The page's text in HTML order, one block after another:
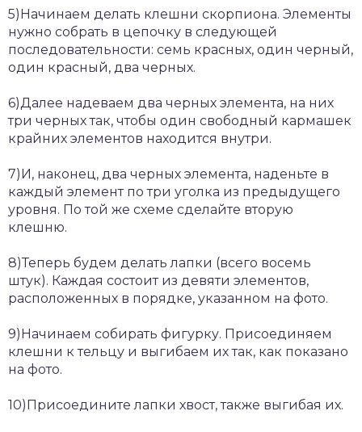
5)Начинаем делать клешни скорпиона. Элементы
нужно собрать в цепочку в следующей
последовательности: семь красных, один черный,
один красный, два черных.
6)Далее надеваем два черных элемента, на них
три черных так, чтобы один свободный кармашек
крайних элементов находится внутри.
7)И, наконец, два черных элемента, наденьте в
каждый элемент по три уголка из предыдущего
уровня. По той же схеме сделайте вторую
клешню.
8)Теперь будем делать лапки (всего восемь
штук). Каждая состоит из девяти элементов,
расположенных в порядке, указанном на фото.
9)Начинаем собирать фигурку. Присоединяем
клешни к тельцу и выгибаем их так, как показано
на фото.
10)Присоедините лапки хвост, также выгибая их.